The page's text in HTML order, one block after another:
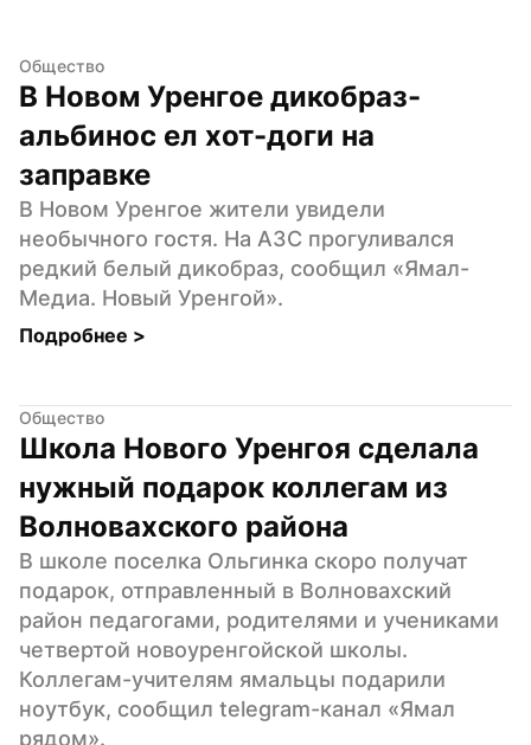
Общество
В Новом Уренгое дикобраз-
альбинос ел хот-доги на
заправке
В Новом Уренгое жители увидели
необычного гостя. На АЗС прогуливался
редкий белый дикобраз, сообщил «Ямал-
Медиа. Новый Уренгой».
Подробнее >
Общество
Школа Нового Уренгоя сделала
нужный подарок коллегам из
Волновахского района
В школе поселка Ольгинка скоро получат
подарок, отправленный в Волновахский
район педагогами, родителями и учениками
четвертой новоуренгойской школы.
Коллегам-учителям ямальцы подарили
ноутбук, сообщил telegram-канал «Ямал
рядом».